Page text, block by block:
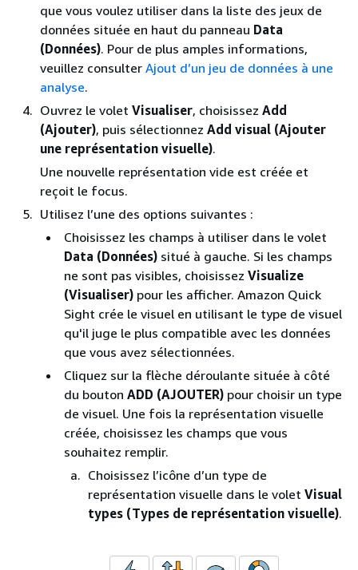
que vous voulez utiliser dans la liste des jeux de
données située en haut du panneau Data
(Données). Pour de plus amples informations,
veuillez consulter Ajout d’un jeu de données à une
analyse.
Ouvrez le volet Visualiser, choisissez Add
(Ajouter), puis sélectionnez Add visual (Ajouter
une représentation visuelle).
Une nouvelle représentation vide est créée et
reçoit le focus.
Utilisez l’une des options suivantes :
Choisissez les champs à utiliser dans le volet
Data (Données) situé à gauche. Si les champs
ne sont pas visibles, choisissez Visualize
(Visualiser) pour les afficher. Amazon Quick
Sight crée le visuel en utilisant le type de visuel
qu'il juge le plus compatible avec les données
que vous avez sélectionnées.
Cliquez sur la flèche déroulante située à côté
du bouton ADD (AJOUTER) pour choisir un type
de visuel. Une fois la représentation visuelle
créée, choisissez les champs que vous
souhaitez remplir.
Choisissez l’icône d’un type de
représentation visuelle dans le volet Visual
types (Types de représentation visuelle).